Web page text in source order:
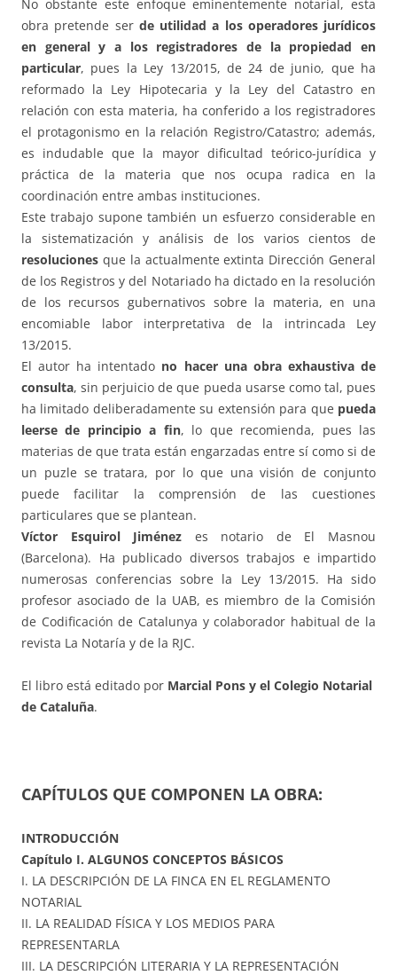
No obstante este enfoque eminentemente notarial, esta
obra pretende ser de utilidad a los operadores jurídicos
en general y a los registradores de la propiedad en
particular, pues la Ley 13/2015, de 24 de junio, que ha
reformado la Ley Hipotecaria y la Ley del Catastro en
relación con esta materia, ha conferido a los registradores
el protagonismo en la relación Registro/Catastro; además,
es indudable que la mayor dificultad teórico-jurídica y
práctica de la materia que nos ocupa radica en la
coordinación entre ambas instituciones.
Este trabajo supone también un esfuerzo considerable en
la sistematización y análisis de los varios cientos de
resoluciones que la actualmente extinta Dirección General
de los Registros y del Notariado ha dictado en la resolución
de los recursos gubernativos sobre la materia, en una
encomiable labor interpretativa de la intrincada Ley
13/2015.
El autor ha intentado no hacer una obra exhaustiva de
consulta, sin perjuicio de que pueda usarse como tal, pues
ha limitado deliberadamente su extensión para que pueda
leerse de principio a fin, lo que recomienda, pues las
materias de que trata están engarzadas entre sí como si de
un puzle se tratara, por lo que una visión de conjunto
puede facilitar la comprensión de las cuestiones
particulares que se plantean.
Víctor Esquirol Jiménez es notario de El Masnou
(Barcelona). Ha publicado diversos trabajos e impartido
numerosas conferencias sobre la Ley 13/2015. Ha sido
profesor asociado de la UAB, es miembro de la Comisión
de Codificación de Catalunya y colaborador habitual de la
revista La Notaría y de la RJC.
El libro está editado por Marcial Pons y el Colegio Notarial
de Cataluña.
CAPÍTULOS QUE COMPONEN LA OBRA:
INTRODUCCIÓN
Capítulo I. ALGUNOS CONCEPTOS BÁSICOS
I. LA DESCRIPCIÓN DE LA FINCA EN EL REGLAMENTO
NOTARIAL
II. LA REALIDAD FÍSICA Y LOS MEDIOS PARA
REPRESENTARLA
III. LA DESCRIPCIÓN LITERARIA Y LA REPRESENTACIÓN